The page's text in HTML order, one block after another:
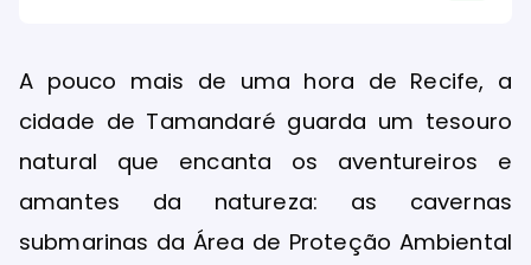
A pouco mais de uma hora de Recife, a
cidade de Tamandaré guarda um tesouro
natural que encanta os aventureiros e
amantes da natureza: as cavernas
submarinas da Área de Proteção Ambiental